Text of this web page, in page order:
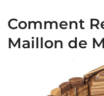
Comment
Maillon de